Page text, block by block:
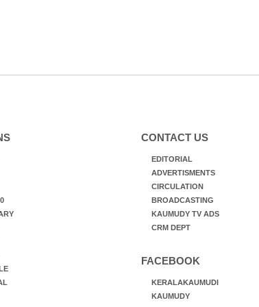
CONTACT US
EDITORIAL
ADVERTISMENTS
CIRCULATION
BROADCASTING
KAUMUDY TV ADS
CRM DEPT
FACEBOOK
KERALAKAUMUDI
KAUMUDY